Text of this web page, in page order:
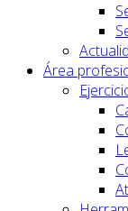
Área